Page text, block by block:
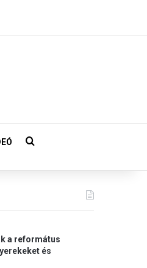
Keresés:
a református
és